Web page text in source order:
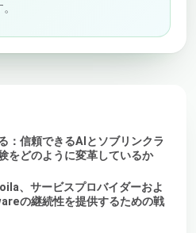
：信頼できるAIとソブリンクラ
をどのように変革しているか
、サービスプロバイダーおよ
の継続性を提供するための戦